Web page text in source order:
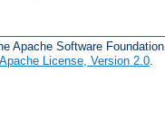
Apache Software Foundation.
Apache License, Version 2.0